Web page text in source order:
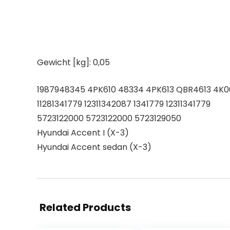
Gewicht [kg]: 0,05
1987948345 4PK610 48334 4PK613 QBR4613
11281341779 12311342087 1341779 12311341779
5723122000 5723122000 5723129050
Hyundai Accent I (X-3)
Hyundai Accent sedan (X-3)
Related Products